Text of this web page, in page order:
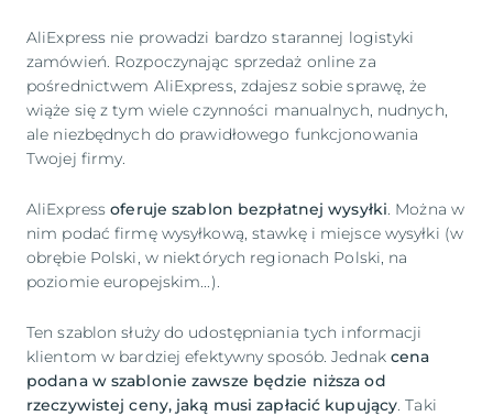
AliExpress nie prowadzi bardzo starannej logistyki
zamówień. Rozpoczynając sprzedaż online za
pośrednictwem AliExpress, zdajesz sobie sprawę, że
wiąże się z tym wiele czynności manualnych, nudnych,
ale niezbędnych do prawidłowego funkcjonowania
Twojej firmy.
AliExpress oferuje szablon bezpłatnej wysyłki. Można w
nim podać firmę wysyłkową, stawkę i miejsce wysyłki (w
obrębie Polski, w niektórych regionach Polski, na
poziomie europejskim...).
Ten szablon służy do udostępniania tych informacji
klientom w bardziej efektywny sposób. Jednakcena
podana w szablonie zawsze będzie niższa od
rzeczywistej ceny, jaką musi zapłacić kupujący. Taki